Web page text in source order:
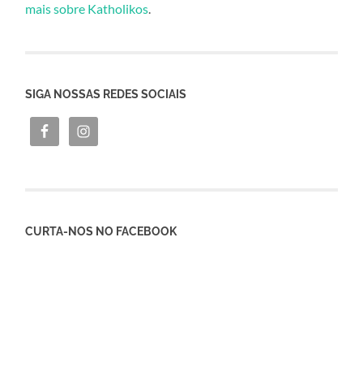
mais sobre Katholikos.
SIGA NOSSAS REDES SOCIAIS
CURTA-NOS NO FACEBOOK